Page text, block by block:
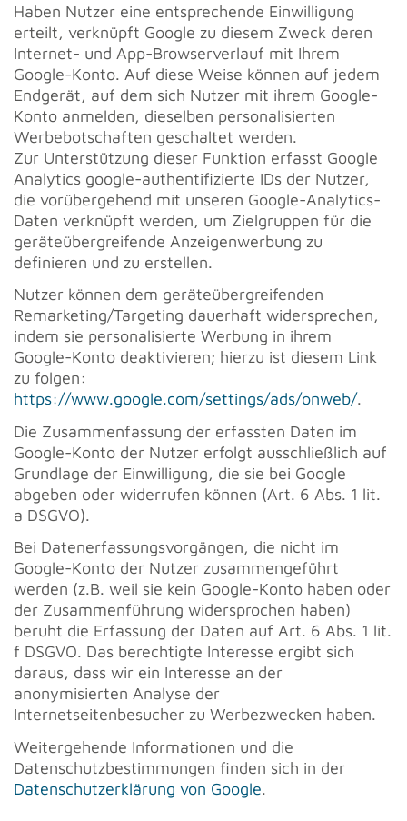
Haben Nutzer eine entsprechende Einwilligung
erteilt, verknüpft Google zu diesem Zweck deren
Internet- und App-Browserverlauf mit Ihrem
Google-Konto. Auf diese Weise können auf jedem
Endgerät, auf dem sich Nutzer mit ihrem Google-
Konto anmelden, dieselben personalisierten
Werbebotschaften geschaltet werden.
Zur Unterstützung dieser Funktion erfasst Google
Analytics google-authentifizierte IDs der Nutzer,
die vorübergehend mit unseren Google-Analytics-
Daten verknüpft werden, um Zielgruppen für die
geräteübergreifende Anzeigenwerbung zu
definieren und zu erstellen.
Nutzer können dem geräteübergreifenden
Remarketing/Targeting dauerhaft widersprechen,
indem sie personalisierte Werbung in ihrem
Google-Konto deaktivieren; hierzu ist diesem Link
zu folgen:
https://www.google.com/settings/ads/onweb/.
Die Zusammenfassung der erfassten Daten im
Google-Konto der Nutzer erfolgt ausschließlich auf
Grundlage der Einwilligung, die sie bei Google
abgeben oder widerrufen können (Art. 6 Abs. 1 lit.
a DSGVO).
Bei Datenerfassungsvorgängen, die nicht im
Google-Konto der Nutzer zusammengeführt
werden (z.B. weil sie kein Google-Konto haben oder
der Zusammenführung widersprochen haben)
beruht die Erfassung der Daten auf Art. 6 Abs. 1 lit.
f DSGVO. Das berechtigte Interesse ergibt sich
daraus, dass wir ein Interesse an der
anonymisierten Analyse der
Internetseitenbesucher zu Werbezwecken haben.
Weitergehende Informationen und die
Datenschutzbestimmungen finden sich in der
Datenschutzerklärung von Google.